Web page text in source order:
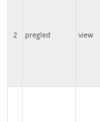
2 pregled view